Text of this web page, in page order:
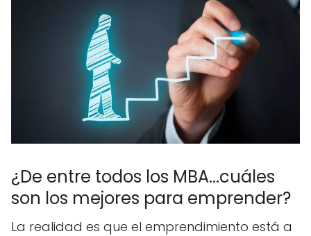
¿De entre todos los MBA...cuáles
son los mejores para emprender?
La realidad es que el emprendimiento está a